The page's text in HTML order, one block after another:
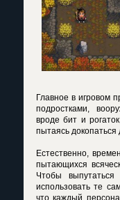
Главное в игровом
подростками,
вроде бит и
пытаясь докопаться
Естественно,
пытающихся
Чтобы выпутаться
использовать те